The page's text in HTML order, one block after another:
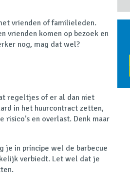
vrienden of familieleden.
vrienden komen op bezoek en
nog, mag dat wel?
regeltjes of er al dan niet
in het huurcontract zetten,
risico’s en overlast. Denk maar
je in principe wel de barbecue
verbiedt. Let wel dat je